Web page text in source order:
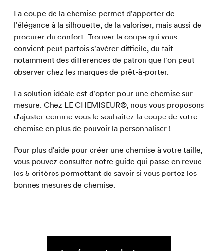
La coupe de la chemise permet d'apporter de
l'élégance à la silhouette, de la valoriser, mais aussi de
procurer du confort. Trouver la coupe qui vous
convient peut parfois s'avérer difficile, du fait
notamment des différences de patron que l'on peut
observer chez les marques de prêt-à-porter.
La solution idéale est d'opter pour une chemise sur
mesure. Chez LE CHEMISEUR®, nous vous proposons
d'ajuster comme vous le souhaitez la coupe de votre
chemise en plus de pouvoir la personnaliser !
Pour plus d'aide pour créer une chemise à votre taille,
vous pouvez consulter notre guide qui passe en revue
les 5 critères permettant de savoir si vous portez les
bonnes mesures de chemise.